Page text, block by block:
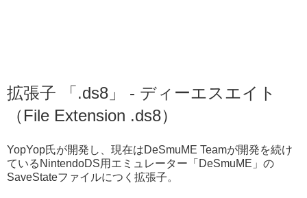
拡張子 「.ds8」 - ディーエスエイト
（File Extension .ds8）
YopYop氏が開発し、現在はDeSmuME Teamが開発を続け
ているNintendoDS用エミュレーター「DeSmuME」の
SaveStateファイルにつく拡張子。